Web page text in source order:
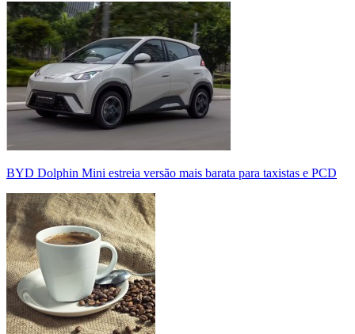
BYD Dolphin Mini estreia versão mais barata para taxistas e PCD